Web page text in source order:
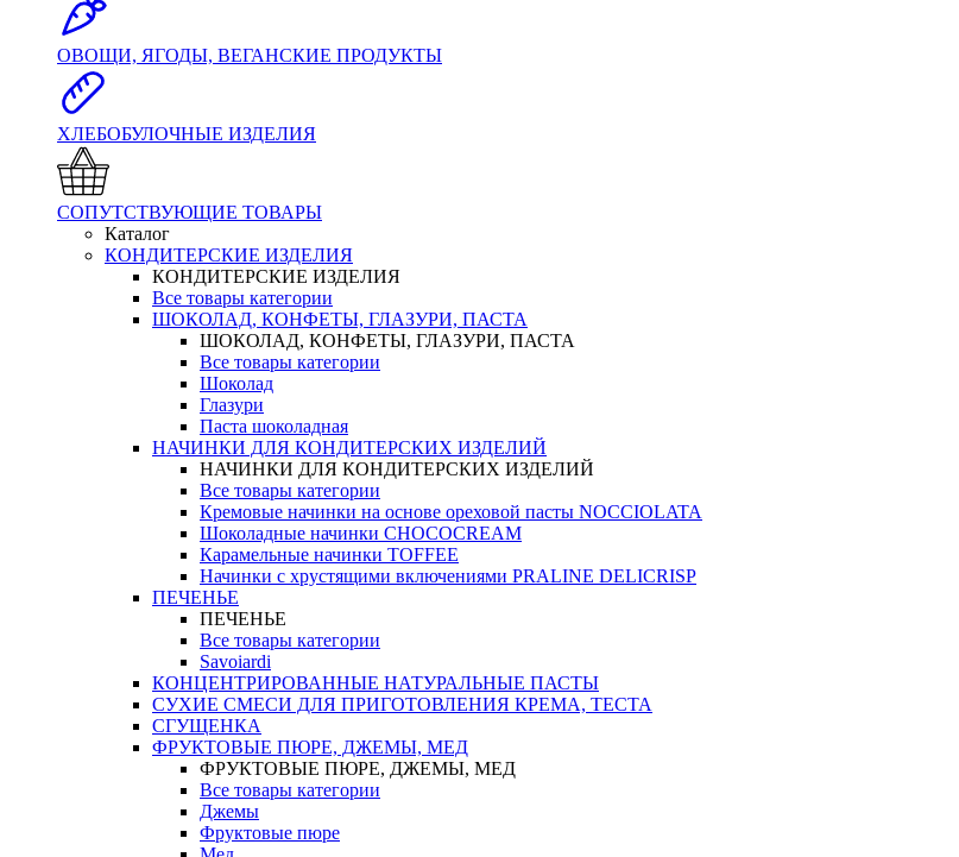
ОВОЩИ, ЯГОДЫ, ВЕГАНСКИЕ ПРОДУКТЫ
ХЛЕБОБУЛОЧНЫЕ ИЗДЕЛИЯ
СОПУТСТВУЮЩИЕ ТОВАРЫ
Каталог
КОНДИТЕРСКИЕ ИЗДЕЛИЯ
КОНДИТЕРСКИЕ ИЗДЕЛИЯ
Все товары категории
ШОКОЛАД, КОНФЕТЫ, ГЛАЗУРИ, ПАСТА
ШОКОЛАД, КОНФЕТЫ, ГЛАЗУРИ, ПАСТА
Все товары категории
Шоколад
Глазури
Паста шоколадная
НАЧИНКИ ДЛЯ КОНДИТЕРСКИХ ИЗДЕЛИЙ
НАЧИНКИ ДЛЯ КОНДИТЕРСКИХ ИЗДЕЛИЙ
Все товары категории
Кремовые начинки на основе ореховой пасты NOCCIOLATA
Шоколадные начинки CHOCOCREAM
Карамельные начинки TOFFEE
Начинки с хрустящими включениями PRALINE DELICRISP
ПЕЧЕНЬЕ
ПЕЧЕНЬЕ
Все товары категории
Savoiardi
КОНЦЕНТРИРОВАННЫЕ НАТУРАЛЬНЫЕ ПАСТЫ
СУХИЕ СМЕСИ ДЛЯ ПРИГОТОВЛЕНИЯ КРЕМА, ТЕСТА
СГУЩЕНКА
ФРУКТОВЫЕ ПЮРЕ, ДЖЕМЫ, МЕД
ФРУКТОВЫЕ ПЮРЕ, ДЖЕМЫ, МЕД
Все товары категории
Джемы
Фруктовые пюре